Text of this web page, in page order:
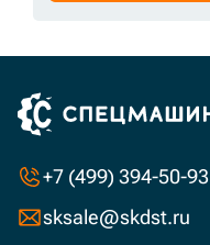
+7 (499) 394-50-93
sksale@skdst.ru